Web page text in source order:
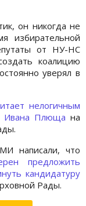
он никогда не
избирательной
от НУ-НС
коалицию
уверял в
нелогичным
Ивана Плюща на
написали, что
предложить
кандидатуру
Рады.